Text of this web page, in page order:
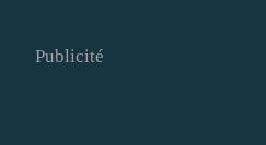
Publicité